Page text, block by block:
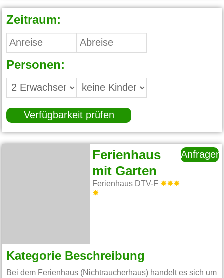
Zeitraum:
Personen:
Verfügbarkeit prüfen
Ferienhaus
mit Garten
Ferienhaus DTV-F
Anfragen
Kategorie Beschreibung
Bei dem Ferienhaus (Nichtraucherhaus) handelt es sich um